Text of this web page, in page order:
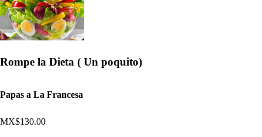
Rompe la Dieta ( Un poquito)
Papas a La Francesa
MX$130.00